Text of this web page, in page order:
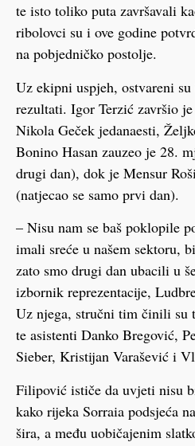
te isto toliko puta završavali
ribolovci su i ove godine
na pobjedničko postolje.
Uz ekipni uspjeh, ostvareni
rezultati. Igor Terzić završio
Nikola Geček jedanaesti,
Bonino Hasan zauzeo je 28.
drugi dan), dok je Mensur
(natjecao se samo prvi dan).
– Nisu nam se baš poklopile
imali sreće u našem sektoru,
zato smo drugi dan ubacili u
izbornik reprezentacije,
Uz njega, stručni tim činili su
te asistenti Danko Bregović,
Sieber, Kristijan Varašević i
Filipović ističe da uvjeti nisu
kako rijeka Sorraia podsjeća
šira, a među uobičajenim